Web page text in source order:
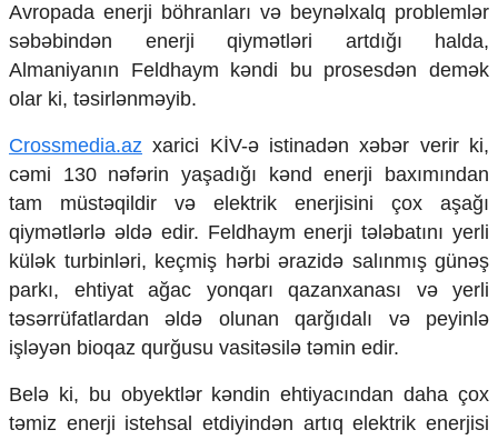
Foto
Video
İnfoqrafika
Podcast
Humanitar
Elm və təhsil
Mədəniyyət
Diaspor
Yüksəliş hekayəsi
Mədəniyyətimizin Zəfəri
Zəfər Diasporu
Səhiyyə
Ailə və uşaq
İqtisadiyyat
Avropada enerji böhranları və beynəlxalq problemlər
səbəbindən enerji qiymətləri artdığı halda,
Almaniyanın Feldhaym kəndi bu prosesdən demək
olar ki, təsirlənməyib.
Crossmedia.az xarici KİV-ə istinadən xəbər verir ki,
cəmi 130 nəfərin yaşadığı kənd enerji baxımından
tam müstəqildir və elektrik enerjisini çox aşağı
qiymətlərlə əldə edir. Feldhaym enerji tələbatını yerli
külək turbinləri, keçmiş hərbi ərazidə salınmış günəş
parkı, ehtiyat ağac yonqarı qazanxanası və yerli
təsərrüfatlardan əldə olunan qarğıdalı və peyinlə
işləyən bioqaz qurğusu vasitəsilə təmin edir.
Belə ki, bu obyektlər kəndin ehtiyacından daha çox
təmiz enerji istehsal etdiyindən artıq elektrik enerjisi